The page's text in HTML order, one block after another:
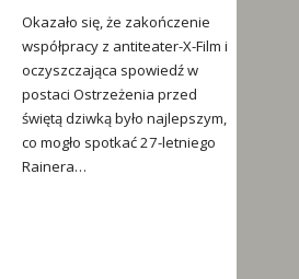
Okazało się, że zakończenie
współpracy z antiteater-X-Film i
oczyszczająca spowiedź w
postaci Ostrzeżenia przed
świętą dziwką było najlepszym,
co mogło spotkać 27-letniego
Rainera…